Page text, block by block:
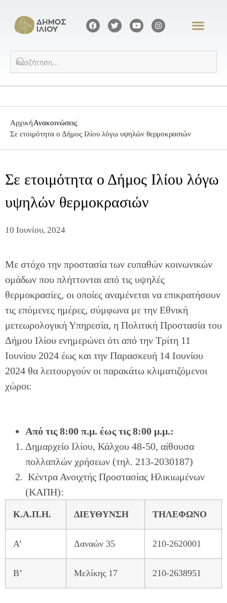
ΑρχικήΑνακοινώσεις
Σε ετοιμότητα ο Δήμος Ιλίου λόγω υψηλών θερμοκρασιών
Σε ετοιμότητα ο Δήμος Ιλίου λόγω
υψηλών θερμοκρασιών
10 Ιουνίου, 2024
Με στόχο την προστασία των ευπαθών κοινωνικών
ομάδων που πλήττονται από τις υψηλές
θερμοκρασίες, οι οποίες αναμένεται να επικρατήσουν
τις επόμενες ημέρες, σύμφωνα με την Εθνική
μετεωρολογική Υπηρεσία, η Πολιτική Προστασία του
Δήμου Ιλίου ενημερώνει ότι από την Τρίτη 11
Ιουνίου 2024 έως και την Παρασκευή 14 Ιουνίου
2024 θα λειτουργούν οι παρακάτω κλιματιζόμενοι
χώροι:
Από τις 8:00 π.μ. έως τις 8:00 μ.μ.:
Δημαρχείο Ιλίου, Κάλχου 48-50, αίθουσα
πολλαπλών χρήσεων (τηλ. 213-2030187)
Κέντρα Ανοιχτής Προστασίας Ηλικιωμένων
(ΚΑΠΗ):
Κ.Α.Π.Η. ΔΙΕΥΘΥΝΣΗ ΤΗΛΕΦΩΝΟ
Α’ Δαναών 35 210-2620001
Β’ Μελίκης 17 210-2638951